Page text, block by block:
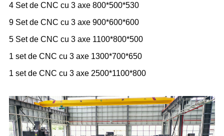
4 Set de CNC cu 3 axe 800*500*530
9 Set de CNC cu 3 axe 900*600*600
5 Set de CNC cu 3 axe 1100*800*500
1 set de CNC cu 3 axe 1300*700*650
1 set de CNC cu 3 axe 2500*1100*800